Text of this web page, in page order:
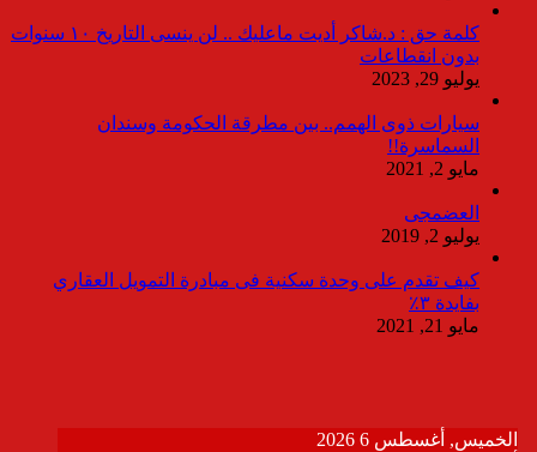
كلمة حق : د.شاكر أديت ماعليك .. لن ينسى التاريخ ١٠ سنوات
بدون انقطاعات
يوليو 29, 2023
سيارات ذوى الهمم.. بين مطرقة الحكومة وسندان
السماسرة!!
مايو 2, 2021
العضمجى
يوليو 2, 2019
كيف تقدم على وحدة سكنية فى مبادرة التمويل العقاري
بفايدة ٣٪
مايو 21, 2021